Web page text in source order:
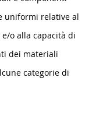
uniformi relative al
o alla capacità di
dei materiali
categorie di